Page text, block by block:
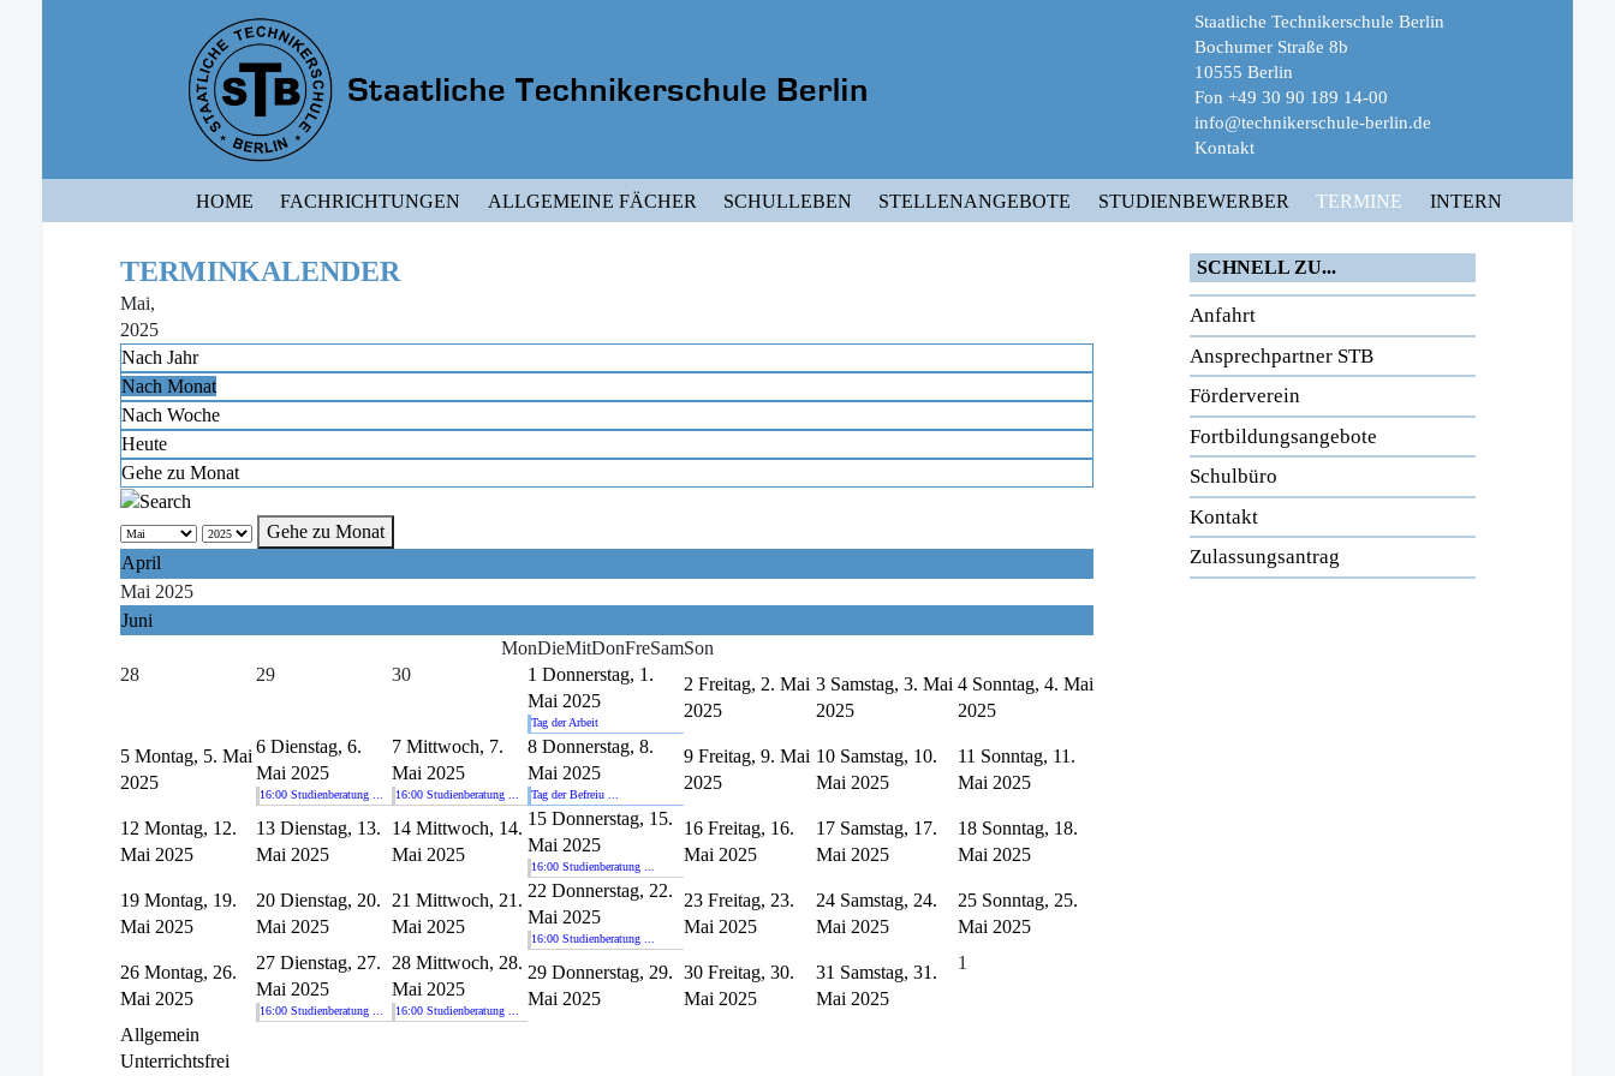
Staatliche Technikerschule Berlin
Bochumer Straße 8b
10555 Berlin
Fon +49 30 90 189 14-00
info@technikerschule-berlin.de
Kontakt
HOME FACHRICHTUNGEN ALLGEMEINE FÄCHER SCHULLEBEN STELLENANGEBOTE STUDIENBEWERBER TERMINE INTERN
TERMINKALENDER
Mai,
2025
Nach Jahr
Nach Monat
Nach Woche
Heute
Gehe zu Monat
Gehe zu Monat
April
Mai 2025
Juni
MonDieMitDonFreSamSon
28
29 30 1 Donnerstag, 1.
Mai 2025
Tag der Arbeit
2 Freitag, 2. Mai
2025
3 Samstag, 3. Mai
2025
4 Sonntag, 4. Mai
2025
5 Montag, 5. Mai
2025
6 Dienstag, 6.
Mai 2025
16:00 Studienberatung ...
7 Mittwoch, 7.
Mai 2025
16:00 Studienberatung ...
8 Donnerstag, 8.
Mai 2025
Tag der Befreiu ...
9 Freitag, 9. Mai
2025
10 Samstag, 10.
Mai 2025
11 Sonntag, 11.
Mai 2025
12 Montag, 12.
Mai 2025
13 Dienstag, 13.
Mai 2025
14 Mittwoch, 14.
Mai 2025
15 Donnerstag, 15.
Mai 2025
16:00 Studienberatung ...
16 Freitag, 16.
Mai 2025
17 Samstag, 17.
Mai 2025
18 Sonntag, 18.
Mai 2025
19 Montag, 19.
Mai 2025
20 Dienstag, 20.
Mai 2025
21 Mittwoch, 21.
Mai 2025
22 Donnerstag, 22.
Mai 2025
16:00 Studienberatung ...
23 Freitag, 23.
Mai 2025
24 Samstag, 24.
Mai 2025
25 Sonntag, 25.
Mai 2025
26 Montag, 26.
Mai 2025
27 Dienstag, 27.
Mai 2025
16:00 Studienberatung ...
28 Mittwoch, 28.
Mai 2025
16:00 Studienberatung ...
29 Donnerstag, 29.
Mai 2025
30 Freitag, 30.
Mai 2025
31 Samstag, 31.
Mai 2025
1
Allgemein
Unterrichtsfrei
SCHNELL ZU...
Anfahrt
Ansprechpartner STB
Förderverein
Fortbildungsangebote
Schulbüro
Kontakt
Zulassungsantrag